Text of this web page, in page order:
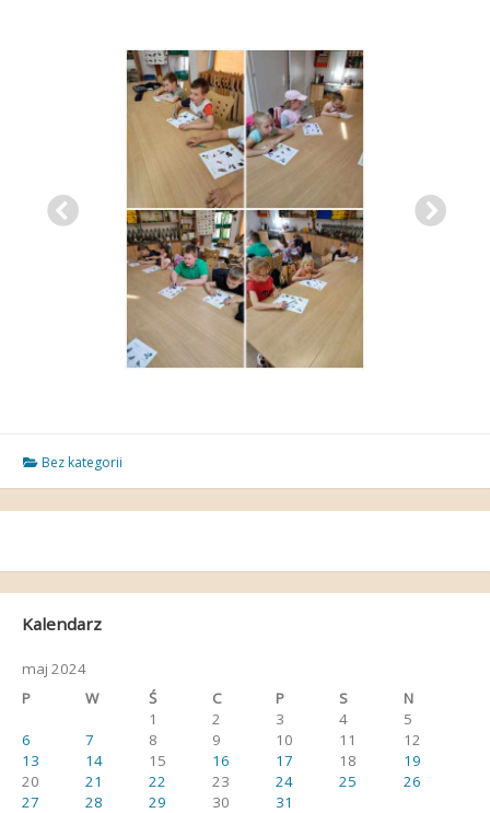
Bez kategorii
Kalendarz
maj 2024
P
W Ś C P S
N
1
2 3 4
5
6
7 8 9 10 11
12
13
14 15 16 17 18
19
20
21 22 23 24 25
26
27
28 29 30 31